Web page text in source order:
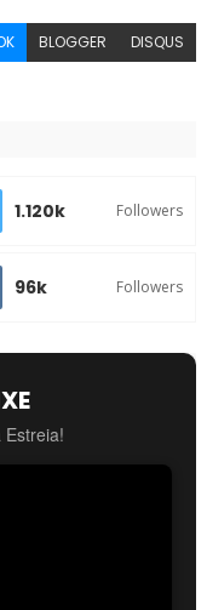
BLOGGER DISQUS
1.120k Followers
96k Followers